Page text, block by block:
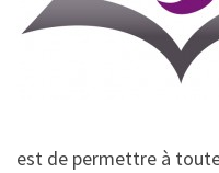
est de permettre à